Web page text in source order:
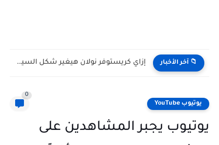
📁 آخر الأخبار متخليش مجهودك يضيع في بريمير! | حل جميع أخطاء التصدير...
يوتيوب YouTube
0
يوتيوب يجبر المشاهدين على